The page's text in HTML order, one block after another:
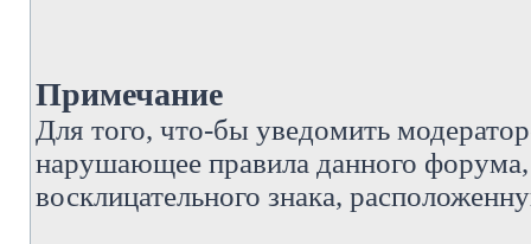
Примечание
Для того, что-бы уведомить
нарушающее правила данного форума,
восклицательного знака,